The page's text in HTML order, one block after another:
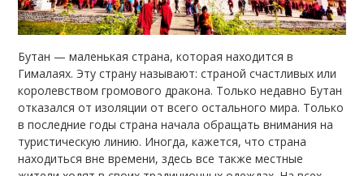
Бутан — маленькая страна, которая находится в
Гималаях. Эту страну называют: страной счастливых или
королевством громового дракона. Только недавно Бутан
отказался от изоляции от всего остального мира. Только
в последние годы страна начала обращать внимания на
туристическую линию. Иногда, кажется, что страна
находиться вне времени, здесь все также местные